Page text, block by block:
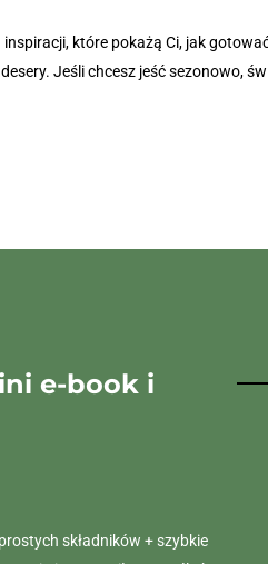
które pokażą Ci, jak
Jeśli chcesz jeść sezonowo,
e-book i
składników + szybkie